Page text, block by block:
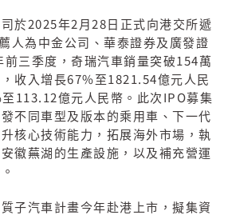
於2025年2 月 28 日正式向港交所遞
人為中金公司、華泰證券及廣發證
前三季度，奇瑞汽車銷量突破154萬
，收入增長67% 至1821.54億元人民
至 113.12億元人民幣。此次 IPO募集
不同車型及版本的乘用車、下一代
核心技術能力，拓展海外市場，執
徽蕪湖的生產設施，以及補充營運
子汽車計畫今年赴港上市，擬集資